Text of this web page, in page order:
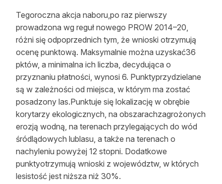
O nas
100 lat „Lasu Polskiego”
Prenumerata
Reklama
Zostań autorem
Archiwum
Kontakt
Tegoroczna akcja naboru,po raz pierwszy
prowadzona wg reguł nowego PROW 2014–20,
różni się odpoprzednich tym, że wnioski otrzymują
ocenę punktową. Maksymalnie można uzyskać36
pktów, a minimalna ich liczba, decydująca o
przyznaniu płatności, wynosi 6. Punktyprzydzielane
są w zależności od miejsca, w którym ma zostać
posadzony las.Punktuje się lokalizację w obrębie
korytarzy ekologicznych, na obszarachzagrożonych
erozją wodną, na terenach przylegających do wód
śródlądowych lublasu, a także na terenach o
nachyleniu powyżej 12 stopni. Dodatkowe
punktyotrzymują wnioski z województw, w których
lesistość jest niższa niż 30%.